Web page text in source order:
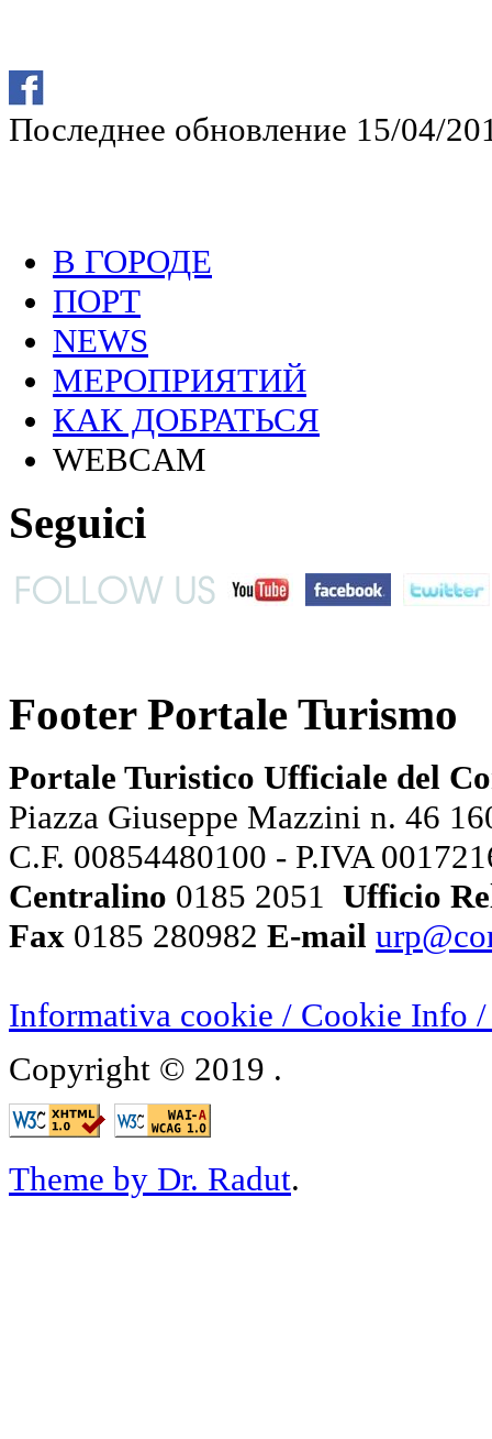
Последнее обновление 15/04/
В ГОРОДЕ
ПОРТ
NEWS
МЕРОПРИЯТИЙ
КАК ДОБРАТЬСЯ
WEBCAM
Seguici
Footer Portale Turismo
Portale Turistico Ufficiale del
Piazza Giuseppe Mazzini n. 46
C.F. 00854480100 - P.IVA
Centralino 0185 2051 Ufficio
Fax 0185 280982 E-mail
Informativa cookie / Cookie Info
Copyright © 2019 .
Theme by Dr. Radut.